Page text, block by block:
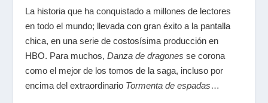
La historia que ha conquistado a millones de lectores
en todo el mundo; llevada con gran éxito a la pantalla
chica, en una serie de costosísima producción en
HBO. Para muchos,Danza de dragones se corona
como el mejor de los tomos de la saga, incluso por
encima del extraordinario Tormenta de espadas…